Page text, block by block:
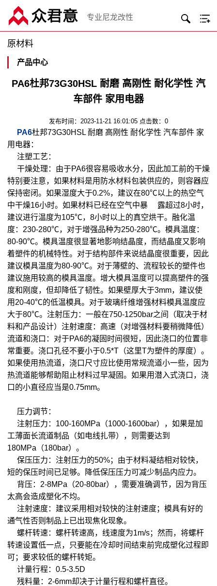
专业尼龙改性
原材料
产品中心
PA6杜邦73G30HSL 耐磨 高刚性 耐化学性 汽
车部件 家用电器
发布时间：2023-11-21 16:01:05 点击数：0
PA6杜邦73G30HSL 耐磨 高刚性 耐化学性 汽车部件 家
用电器：
注塑工艺：
干燥处理：由于PA6很容易吸收水分，因此加工前的干燥
特别要注意，如果材料是用防水材料包装供应的，则容器应
保持密闭。如果湿度大于0.2%，建议在80℃以上的热空气
中干燥16小时。如果材料已经在空气中暴 露超过8小时，
建议进行温度为105℃，8小时以上的真空烘干。融化温
度：230-280℃，对于增强品种为250-280℃。模具温度：
80-90℃。模具温度很显著地影响结晶度，而结晶度又影响
着塑件的机械特性。对于结构部件来说结晶度很重要，因此
建议模具温度为80-90℃。对于薄壁的、流程较长的塑件也
建议施用较高的模具温度。增大模具温度可以提高塑件的强
度和刚度，但却降低了韧性。如果壁厚大于3mm，建议使
用20-40℃的低温模具。对于玻璃纤维增强材料模具温度应
大于80℃。注射压力：一般在750-1250bar之间（取决于材
料和产品设计）注射速度：高速（对增强材料要稍微降低）
流道和浇口：对于PA6的凝固时间很短，因此浇口的位置非
常重要。浇口孔径不要小于0.5*T（这里T为塑件的厚度）。
如果使用热流道，浇口尺寸应比使用常规流道小一些，因为
热流道能够帮助阻止材料过早凝固。如果用潜入式浇口，浇
口的小直径应当是0.75mm。
压力调节：
注射压力：100-160MPa（1000-1600bar），如果是加
工薄面长流道制品（如电线扎带），则需要达到
180MPa（180bar）。
保压压力：注射压力的50%；由于材料凝结相对较快，
短的保压时间已足够。降低保压压力可减少制品内应力。
背压：2-8MPa（20-80bar），需要准确调节，因为背压
太高会造成塑化不均。
注射速度：建议采用相对较快的注射速度；模具有好的
通气性否则制品上已出现焦化现象。
螺杆转速：螺杆转速高，线速度为1m/s；然而，将螺杆
转速设置低一点，只要能在冷却时间结束前完成塑化过程即
可；要求较低的螺杆转矩。
计量行程：0.5-3.5D
残料量：2-6mm却决于计量行程和螺杆直径。